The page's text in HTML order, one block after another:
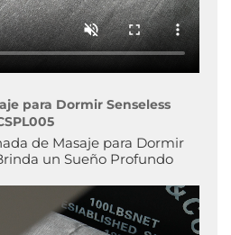
para Dormir Senseless
de Masaje para Dormir
un Sueño Profundo